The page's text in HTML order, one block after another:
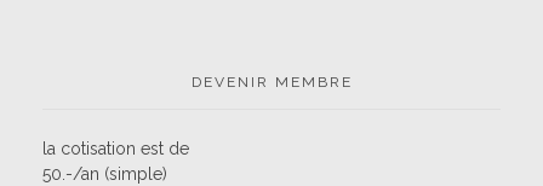
DEVENIR MEMBRE
la cotisation est de
50.-/an (simple)